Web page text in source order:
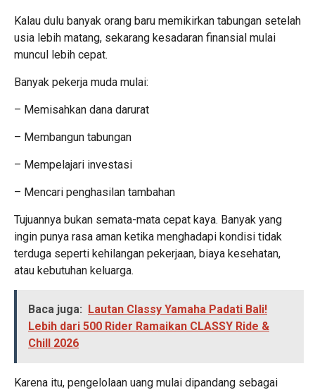
Kalau dulu banyak orang baru memikirkan tabungan setelah
usia lebih matang, sekarang kesadaran finansial mulai
muncul lebih cepat.
Banyak pekerja muda mulai:
– Memisahkan dana darurat
– Membangun tabungan
– Mempelajari investasi
– Mencari penghasilan tambahan
Tujuannya bukan semata-mata cepat kaya. Banyak yang
ingin punya rasa aman ketika menghadapi kondisi tidak
terduga seperti kehilangan pekerjaan, biaya kesehatan,
atau kebutuhan keluarga.
Baca juga: Lautan Classy Yamaha Padati Bali!
Lebih dari 500 Rider Ramaikan CLASSY Ride &
Chill 2026
Karena itu, pengelolaan uang mulai dipandang sebagai